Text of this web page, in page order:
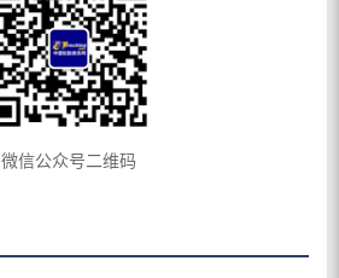
微信公众号二维码